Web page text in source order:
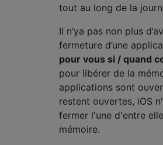
tout au long de la
Il n’ya pas non plus
fermeture d’une
pour vous si / quand
pour libérer de la
applications sont
restent ouvertes, iOS
fermer l'une d'entre
mémoire.